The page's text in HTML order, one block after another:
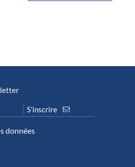
données